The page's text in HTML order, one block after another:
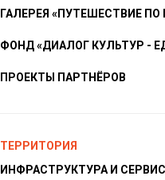
ГАЛЕРЕЯ «ПУТЕШЕСТВИЕ ПО
ФОНД «ДИАЛОГ КУЛЬТУР -
ПРОЕКТЫ ПАРТНЁРОВ
ТЕРРИТОРИЯ
ИНФРАСТРУКТУРА И СЕРВИС